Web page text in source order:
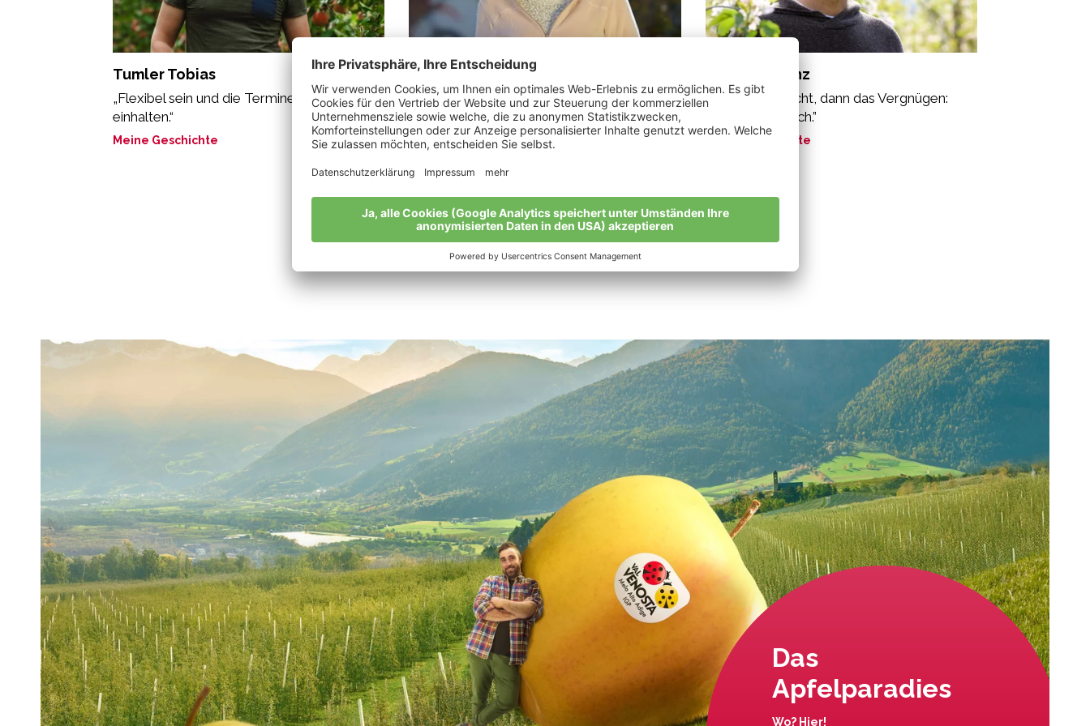
Tumler Tobias
„Flexibel sein und die Termine der Natur
einhalten.“
Meine Geschichte
Rechenmacher Andrea Maria
“Bio ist eine lebenswerte Zukunft.”
Meine Geschichte
Puintner Franz
“Zuerst die Pflicht, dann das Vergnügen:
streng biologisch.”
Meine Geschichte
Alle Bio-Bauern im Überblick
Das
Apfelparadies
Wo? Hier!